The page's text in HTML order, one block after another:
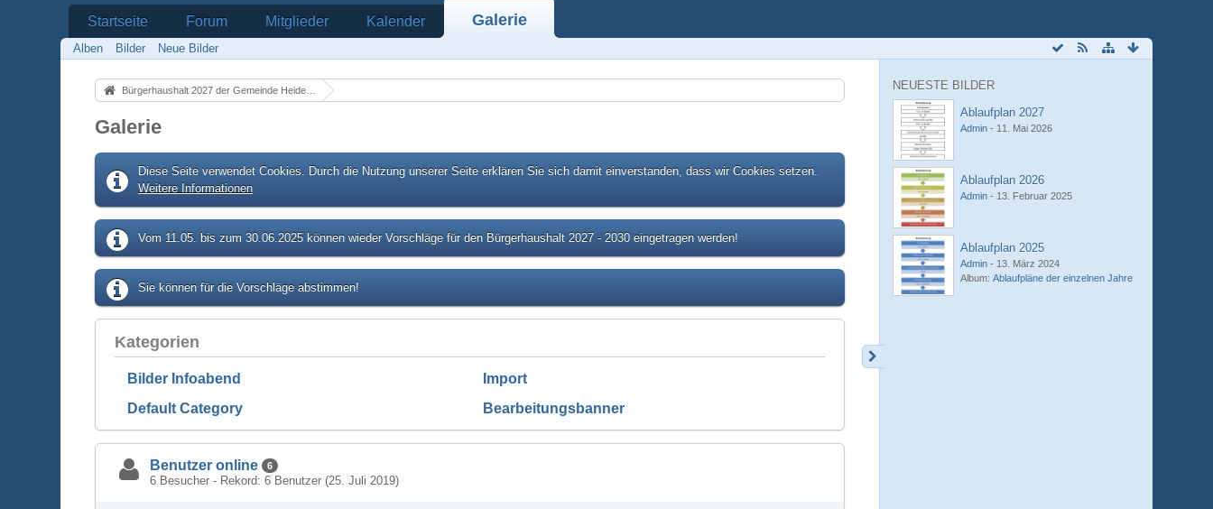
Startseite Forum Mitglieder Kalender Galerie
Alben Bilder Neue Bilder
Bürgerhaushalt 2027 der Gemeinde Heidenrod
Galerie
Diese Seite verwendet Cookies. Durch die Nutzung unserer Seite erklären Sie sich damit einverstanden, dass wir Cookies setzen.
Weitere Informationen
Vom 11.05. bis zum 30.06.2025 können wieder Vorschläge für den Bürgerhaushalt 2027 - 2030 eingetragen werden!
Sie können für die Vorschläge abstimmen!
Kategorien
Bilder Infoabend
Import
Default Category
Bearbeitungsbanner
Benutzer online 6
6 Besucher - Rekord: 6 Benutzer (25. Juli 2019)
NEUESTE BILDER
Ablaufplan 2027
Admin - 11. Mai 2026
Ablaufplan 2026
Admin - 13. Februar 2025
Ablaufplan 2025
Admin - 13. März 2024
Album:Ablaufpläne der einzelnen Jahre